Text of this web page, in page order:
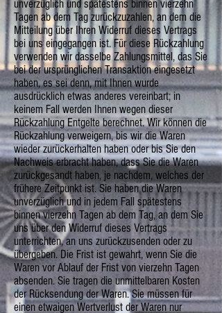
unverzüglich und spätestens binnen vierzehn
Tagen ab dem Tag zurückzuzahlen, an dem die
Mitteilung über Ihren Widerruf dieses Vertrags
bei uns eingegangen ist. Für diese Rückzahlung
verwenden wir dasselbe Zahlungsmittel, das Sie
bei der ursprünglichen Transaktion eingesetzt
haben, es sei denn, mit Ihnen wurde
ausdrücklich etwas anderes vereinbart; in
keinem Fall werden Ihnen wegen dieser
Rückzahlung Entgelte berechnet. Wir können die
Rückzahlung verweigern, bis wir die Waren
wieder zurückerhalten haben oder bis Sie den
Nachweis erbracht haben, dass Sie die Waren
zurückgesandt haben, je nachdem, welches der
frühere Zeitpunkt ist. Sie haben die Waren
unverzüglich und in jedem Fall spätestens
binnen vierzehn Tagen ab dem Tag, an dem Sie
uns über den Widerruf dieses Vertrags
unterrichten, an uns zurückzusenden oder zu
übergeben. Die Frist ist gewahrt, wenn Sie die
Waren vor Ablauf der Frist von vierzehn Tagen
absenden. Sie tragen die unmittelbaren Kosten
der Rücksendung der Waren. Sie müssen für
einen etwaigen Wertverlust der Waren nur